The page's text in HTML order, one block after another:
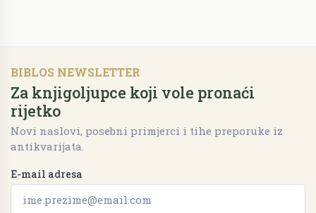
BIBLOS NEWSLETTER
Za knjigoljupce koji vole pronaći
rijetko
Novi naslovi, posebni primjerci i tihe preporuke iz
antikvarijata.
E-mail adresa